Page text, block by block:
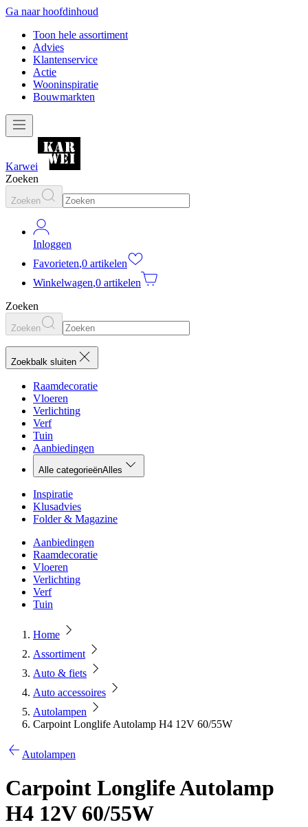
Ga naar hoofdinhoud
Toon hele assortiment
Advies
Klantenservice
Actie
Wooninspiratie
Bouwmarkten
Karwei
Zoeken
Zoeken
Inloggen
Favorieten,0 artikelen
Winkelwagen,0 artikelen
Zoeken
Zoeken
Zoekbalk sluiten
Raamdecoratie
Vloeren
Verlichting
Verf
Tuin
Aanbiedingen
Alle categorieënAlles
Inspiratie
Klusadvies
Folder & Magazine
Aanbiedingen
Raamdecoratie
Vloeren
Verlichting
Verf
Tuin
Home
Assortiment
Auto & fiets
Auto accessoires
Autolampen
Carpoint Longlife Autolamp H4 12V 60/55W
Autolampen
Carpoint Longlife Autolamp
H4 12V 60/55W